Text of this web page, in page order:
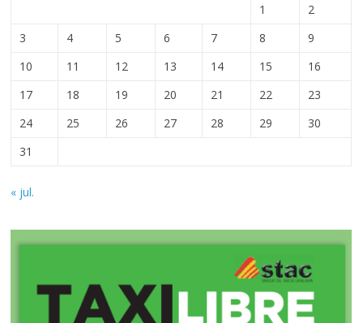
1
2
3
4 5 6 7 8
9
10
11 12 13 14 15
16
17
18 19 20 21 22
23
24
25 26 27 28 29
30
31
« jul.